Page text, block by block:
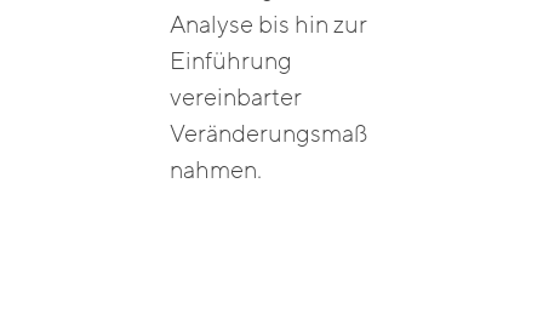
Analyse bis hin zur
Einführung
vereinbarter
Veränderungsmaß
nahmen.